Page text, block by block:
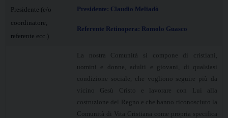
Presidente (e/o
coordinatore,
referente ecc.)
Presidente: Claudio Meliadò
Referente Retinopera: Romolo Guasco
La nostra Comunità si compone di cristiani,
uomini e donne, adulti e giovani, di qualsiasi
condizione sociale, che vogliono seguire più da
vicino Gesù Cristo e lavorare con Lui alla
costruzione del Regno e che hanno riconosciuto la
Comunità di Vita Cristiana come propria specifica